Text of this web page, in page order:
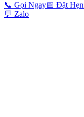
📞 Gọi Ngay📅 Đặt Hẹn
💬 Zalo